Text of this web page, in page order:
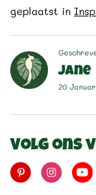
geplaatst in
Jane
20
Volg ons